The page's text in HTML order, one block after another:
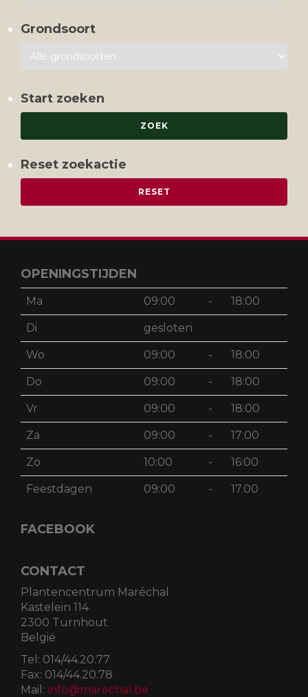
Grondsoort
Start zoeken
Reset zoekactie
OPENINGSTIJDEN
Ma 09:00 - 18:00
Di gesloten
Wo 09:00 - 18:00
Do 09:00 - 18:00
Vr 09:00 - 18:00
Za 09:00 - 17:00
Zo 10:00 - 16:00
Feestdagen 09:00 - 17.00
FACEBOOK
CONTACT
Plantencentrum Maréchal
Kastelein 114
2300 Turnhout
België
Tel: 014/44.20.77
Fax: 014/44.20.78
Mail: info@marechal.be